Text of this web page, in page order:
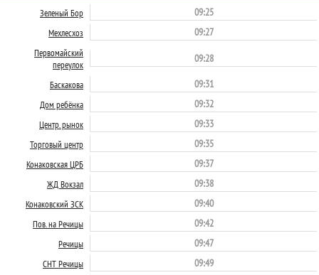
Зеленый Бор 09:25
Мехлесхоз 09:27
Первомайский
переулок
09:28
Баскакова 09:31
Дом ребёнка 09:32
Центр. рынок 09:33
Торговый центр 09:35
Конаковская ЦРБ 09:37
ЖД Вокзал 09:38
Конаковский ЗСК 09:40
Пов. на Речицы 09:42
Речицы 09:47
СНТ Речицы 09:49